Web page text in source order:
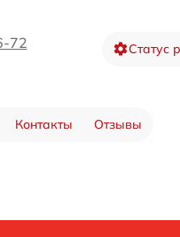
72 Статус
Контакты Отзывы